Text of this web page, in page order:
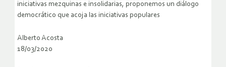
iniciativas mezquinas e insolidarias, proponemos un diálogo
democrático que acoja las iniciativas populares
Alberto Acosta
18/03/2020